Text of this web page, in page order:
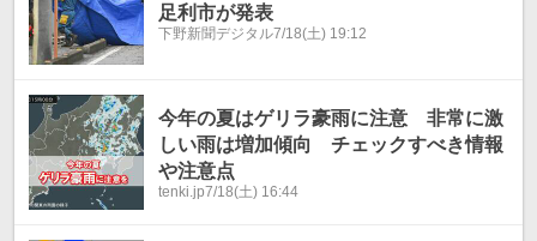
足利市が発表
下野新聞デジタル7/18(土) 19:12
今年の夏はゲリラ豪雨に注意 非常に激
しい雨は増加傾向 チェックすべき情報
や注意点
tenki.jp7/18(土) 16:44